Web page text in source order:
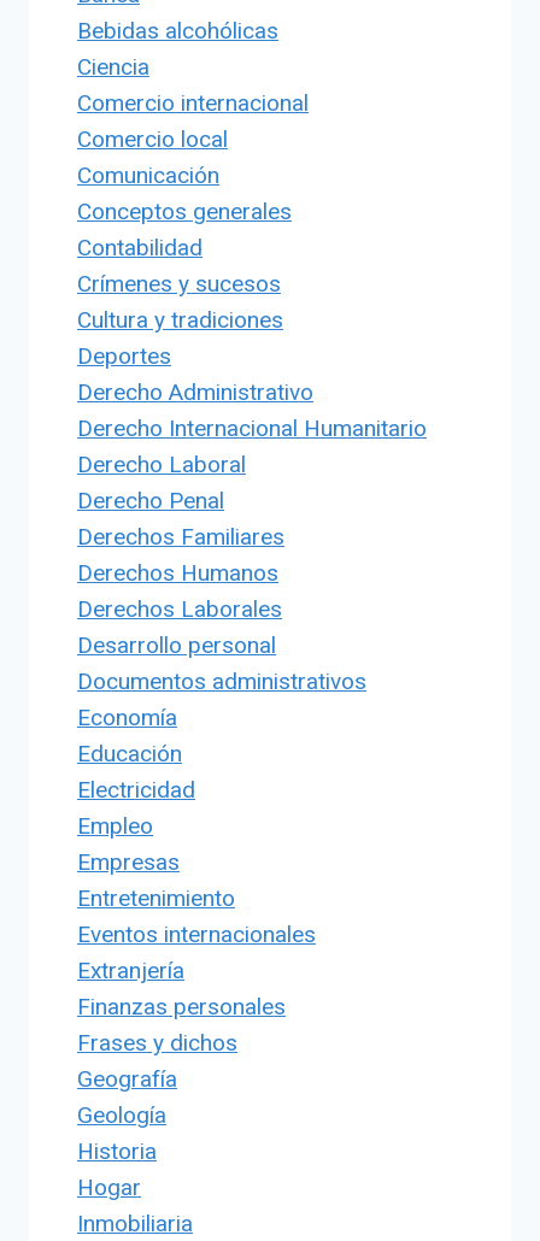
Bebidas alcohólicas
Ciencia
Comercio internacional
Comercio local
Comunicación
Conceptos generales
Contabilidad
Crímenes y sucesos
Cultura y tradiciones
Deportes
Derecho Administrativo
Derecho Internacional Humanitario
Derecho Laboral
Derecho Penal
Derechos Familiares
Derechos Humanos
Derechos Laborales
Desarrollo personal
Documentos administrativos
Economía
Educación
Electricidad
Empleo
Empresas
Entretenimiento
Eventos internacionales
Extranjería
Finanzas personales
Frases y dichos
Geografía
Geología
Historia
Hogar
Inmobiliaria